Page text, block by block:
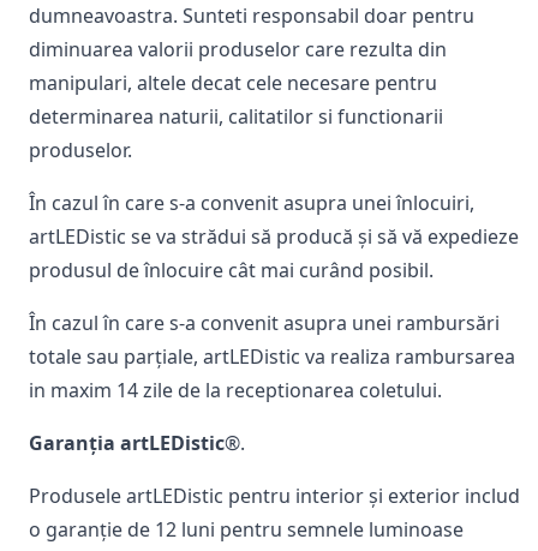
dumneavoastra. Sunteti responsabil doar pentru
diminuarea valorii produselor care rezulta din
manipulari, altele decat cele necesare pentru
determinarea naturii, calitatilor si functionarii
produselor.
În cazul în care s-a convenit asupra unei înlocuiri,
artLEDistic se va strădui să producă și să vă expedieze
produsul de înlocuire cât mai curând posibil.
În cazul în care s-a convenit asupra unei rambursări
totale sau parțiale, artLEDistic va realiza rambursarea
in maxim 14 zile de la receptionarea coletului.
Garanția artLEDistic®.
Produsele artLEDistic pentru interior și exterior includ
o garanție de 12 luni pentru semnele luminoase